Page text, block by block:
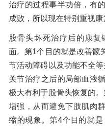
治疗的过程事半功倍，有
成败，所以现在特别重视康
股骨头坏死治疗后的康
面。第1个目的就是改善髋
节活动障碍以及功能不全
关节治疗之后的局部血液
极大有利于股骨头恢复的
增强，从而避免下肢肌肉
缩的现象。第4个目的就